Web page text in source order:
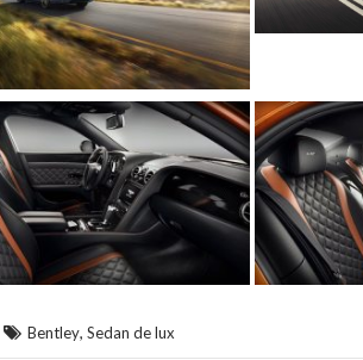
Bentley, Sedan de lux